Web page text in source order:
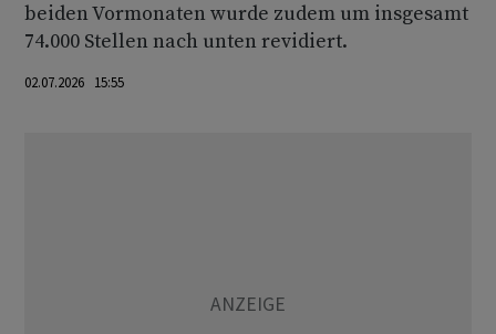
beiden Vormonaten wurde zudem um insgesamt
74.000 Stellen nach unten revidiert.
02.07.2026 15:55